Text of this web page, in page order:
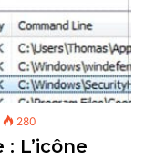
280
L’icône